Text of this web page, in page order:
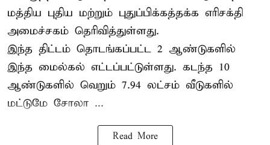
மத்திய புதிய மற்றும் புதுப்பிக்கத்தக்க எரிசக்தி
அமைச்சகம் தெரிவித்துள்ளது.
இந்த திட்டம் தொடங்கப்பட்ட 2 ஆண்டுகளில்
இந்த மைல்கல் எட்டப்பட்டுள்ளது. கடந்த 10
ஆண்டுகளில் வெறும் 7.94 லட்சம் வீடுகளில்
மட்டுமே சோலா ...
Read More